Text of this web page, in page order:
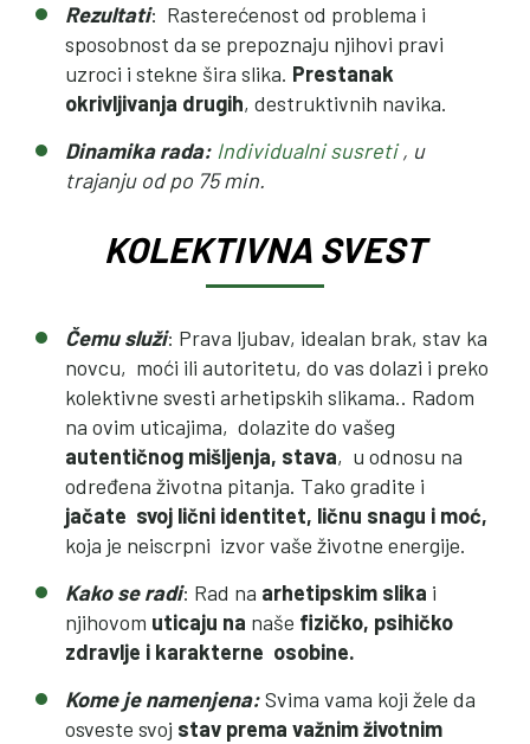
Rezultati: Rasterećenost od problema i
sposobnost da se prepoznaju njihovi pravi
uzroci i stekne šira slika. Prestanak
okrivljivanja drugih, destruktivnih navika.
Dinamika rada: Individualni susreti, u
trajanju od po 75 min.
KOLEKTIVNA SVEST
Čemu služi: Prava ljubav, idealan brak, stav ka
novcu, moći ili autoritetu, do vas dolazi i preko
kolektivne svesti arhetipskih slikama.. Radom
na ovim uticajima, dolazite do vašeg
autentičnog mišljenja, stava, u odnosu na
određena životna pitanja. Tako gradite i
jačate svoj lični identitet, ličnu snagu i moć,
koja je neiscrpni izvor vaše životne energije.
Kako se radi: Rad na arhetipskim slika i
njihovom uticaju na naše fizičko, psihičko
zdravlje i karakterne osobine.
Kome je namenjena:Svima vama koji žele da
osveste svoj stav prema važnim životnim